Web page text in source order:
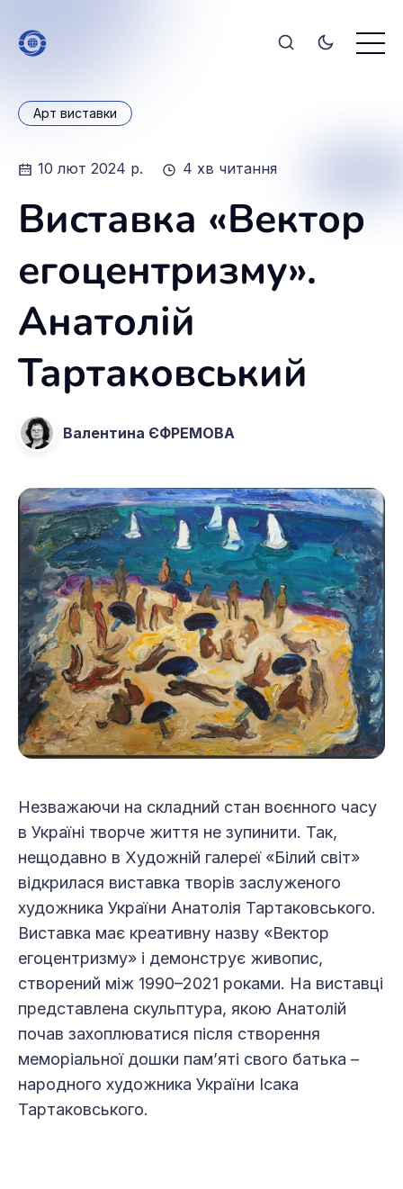
Арт виставки
10 лют 2024 р. 4 хв читання
Виставка «Вектор
егоцентризму».
Анатолій
Тартаковський
Валентина ЄФРЕМОВА
Незважаючи на складний стан воєнного часу
в Україні творче життя не зупинити. Так,
нещодавно в Художній галереї «Білий світ»
відкрилася виставка творів заслуженого
художника України Анатолія Тартаковського.
Виставка має креативну назву «Вектор
егоцентризму» і демонструє живопис,
створений між 1990–2021 роками. На виставці
представлена скульптура, якою Анатолій
почав захоплюватися після створення
меморіальної дошки пам’яті свого батька –
народного художника України Ісака
Тартаковського.